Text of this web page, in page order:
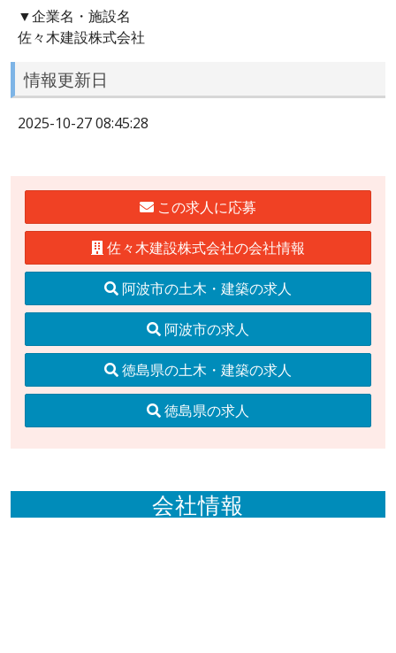
▼企業名・施設名
佐々木建設株式会社
情報更新日
2025-10-27 08:45:28
この求人に応募
佐々木建設株式会社の会社情報
阿波市の土木・建築の求人
阿波市の求人
徳島県の土木・建築の求人
徳島県の求人
会社情報